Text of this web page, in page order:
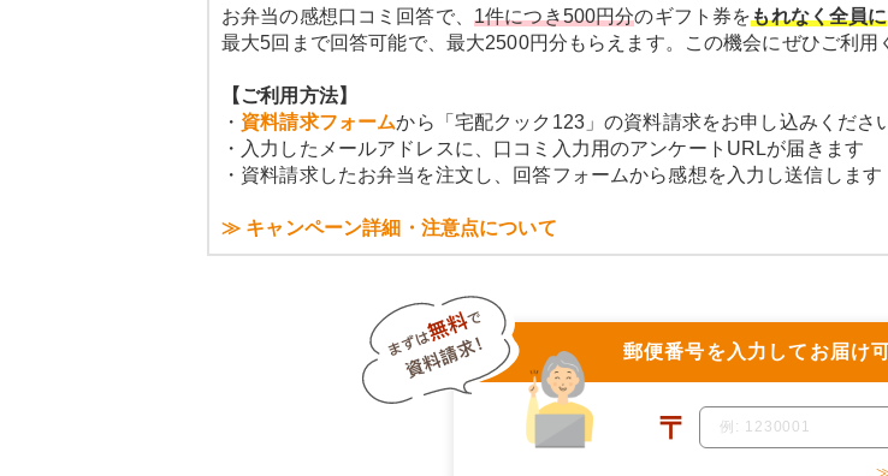
お弁当の感想口コミ回答で、 1件につき500円分のギフト券をもれなく全員に
最大5回まで回答可能で、最大2500円分もらえます。この機会にぜひご利用
【ご利用方法】
・ 資料請求フォームから「宅配クック123」の資料請求をお申し込みくださ
・入力したメールアドレスに、口コミ入力用のアンケートURLが届きます
・資料請求したお弁当を注文し、回答フォームから感想を入力し送信します
≫ キャンペーン詳細・注意点について
郵便番号を入力して お届け
〒